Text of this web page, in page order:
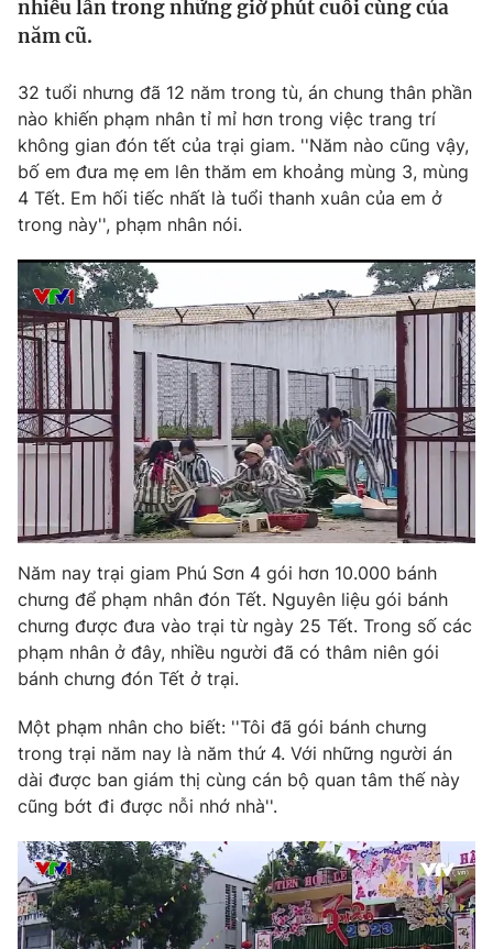
Thế giới
Thế giới đó đây
Câu chuyện quốc tế
Kinh tế
Tài chính
Thị trường
Góc doanh nghiệp
Dữ liệu và đời sống
Truyền hình
Phim VTV
Hậu trường
Nhân vật
Khán giả
Giải sao mai
Giải trí
Điện ảnh
Âm nhạc
Sao
Đời sống
Du lịch
Làm đẹp
Chất lượng cuộc sống
Giáo dục
Tuyển sinh
Học trực tuyến
Công nghệ
Hitech Công nghệ tương lai
Sản phẩm
Thị trường
Tư vấn
Giao lưu trực tuyến
Lịch phát sóng
Chuyên mục khác
Emagazine Podcast
Photo Infographic
Video Shorts video
VTV Money VTV Thể thao
nhiều lần trong những giờ phút cuối cùng của
năm cũ.
32 tuổi nhưng đã 12 năm trong tù, án chung thân phần
nào khiến phạm nhân tỉ mỉ hơn trong việc trang trí
không gian đón tết của trại giam. ''Năm nào cũng vậy,
bố em đưa mẹ em lên thăm em khoảng mùng 3, mùng
4 Tết. Em hối tiếc nhất là tuổi thanh xuân của em ở
trong này'', phạm nhân nói.
Năm nay trại giam Phú Sơn 4 gói hơn 10.000 bánh
chưng để phạm nhân đón Tết. Nguyên liệu gói bánh
chưng được đưa vào trại từ ngày 25 Tết. Trong số các
phạm nhân ở đây, nhiều người đã có thâm niên gói
bánh chưng đón Tết ở trại.
Một phạm nhân cho biết: ''Tôi đã gói bánh chưng
trong trại năm nay là năm thứ 4. Với những người án
dài được ban giám thị cùng cán bộ quan tâm thế này
cũng bớt đi được nỗi nhớ nhà''.